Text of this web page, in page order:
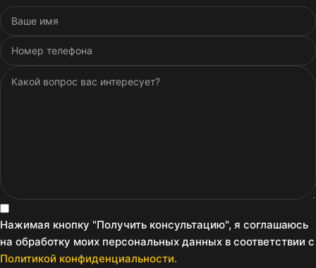
Нажимая кнопку "Получить консультацию", я соглашаюсь
на обработку моих персональных данных в соответствии с
Политикой конфиденциальности.